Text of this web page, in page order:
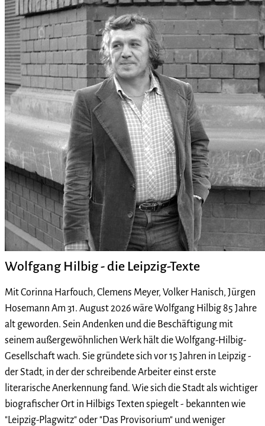
Wolfgang Hilbig - die Leipzig-Texte
Mit Corinna Harfouch, Clemens Meyer, Volker Hanisch, Jürgen
Hosemann Am 31. August 2026 wäre Wolfgang Hilbig 85 Jahre
alt geworden. Sein Andenken und die Beschäftigung mit
seinem außergewöhnlichen Werk hält die Wolfgang-Hilbig-
Gesellschaft wach. Sie gründete sich vor 15 Jahren in Leipzig -
der Stadt, in der der schreibende Arbeiter einst erste
literarische Anerkennung fand. Wie sich die Stadt als wichtiger
biografischer Ort in Hilbigs Texten spiegelt - bekannten wie
"Leipzig-Plagwitz" oder "Das Provisorium" und weniger